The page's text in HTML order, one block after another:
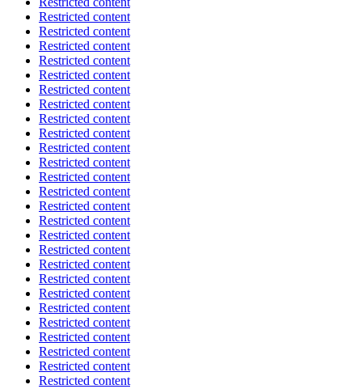
Restricted content
Restricted content
Restricted content
Restricted content
Restricted content
Restricted content
Restricted content
Restricted content
Restricted content
Restricted content
Restricted content
Restricted content
Restricted content
Restricted content
Restricted content
Restricted content
Restricted content
Restricted content
Restricted content
Restricted content
Restricted content
Restricted content
Restricted content
Restricted content
Restricted content
Restricted content